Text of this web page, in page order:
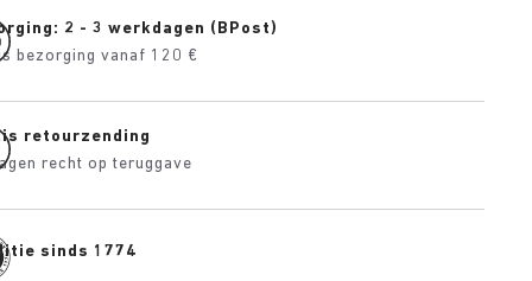
2 - 3 werkdagen (BPost)
bezorging vanaf 120 €
retourzending
recht op teruggave
sinds 1774